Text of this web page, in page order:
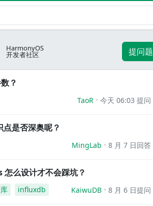
HarmonyOS
开发者社区 提问题
？
TaoR 今天 06:03 提问
是否深奥呢？
MingLab 8 月 7 日回答
么设计才不会踩坑？
influxdb KaiwuDB 8 月 6 日提问